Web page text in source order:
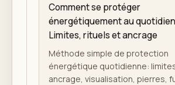
Comment se protéger
énergétiquement au
Limites, rituels et ancrage
Méthode simple de protection
énergétique quotidienne:
ancrage, visualisation, pierres,